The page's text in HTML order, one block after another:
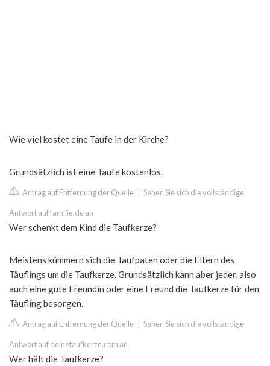
Wie viel kostet eine Taufe in der Kirche?
Grundsätzlich ist eine Taufe kostenlos.
Antrag auf Entfernung der Quelle Sehen Sie sich die vollständige
Antwort auf familie.de an
Wer schenkt dem Kind die Taufkerze?
Meistens kümmern sich die Taufpaten oder die Eltern des
Täuflings um die Taufkerze. Grundsätzlich kann aber jeder, also
auch eine gute Freundin oder eine Freund die Taufkerze für den
Täufling besorgen.
Antrag auf Entfernung der Quelle Sehen Sie sich die vollständige
Antwort auf deinetaufkerze.com an
Wer hält die Taufkerze?